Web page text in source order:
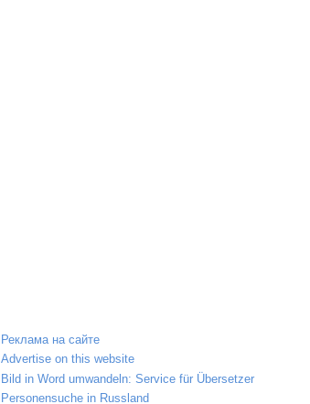
Реклама на сайте
Advertise on this website
Bild in Word umwandeln: Service für Übersetzer
Personensuche in Russland